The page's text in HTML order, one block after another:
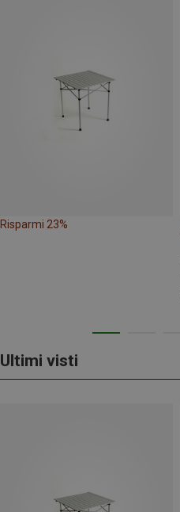
Risparmi 23%
Ultimi visti